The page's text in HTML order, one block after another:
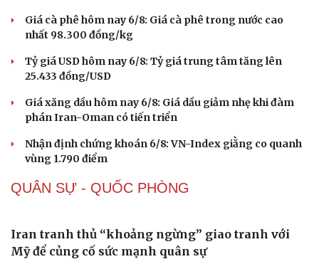
Sức khỏe
Dinh dưỡng - món ngon
Sản phụ khoa
Nhi khoa
Nam khoa
Làm đẹp - giảm cân
Đời sống
Nhà đẹp
Tình yêu - Gia đình
Giá cà phê hôm nay 6/8: Giá cà phê trong nước cao
nhất 98.300 đồng/kg
Tỷ giá USD hôm nay 6/8: Tỷ giá trung tâm tăng lên
25.433 đồng/USD
Giá xăng dầu hôm nay 6/8: Giá dầu giảm nhẹ khi đàm
phán Iran-Oman có tiến triển
Nhận định chứng khoán 6/8: VN-Index giằng co quanh
vùng 1.790 điểm
QUÂN SỰ - QUỐC PHÒNG
Iran tranh thủ “khoảng ngừng” giao tranh với
Mỹ để củng cố sức mạnh quân sự